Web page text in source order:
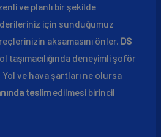
ve planlı bir şekilde
için sunduğumuz
aksamasını önler. DS
taşımacılığında deneyimli şoför
ve hava şartları ne olursa
teslimedilmesi birincil